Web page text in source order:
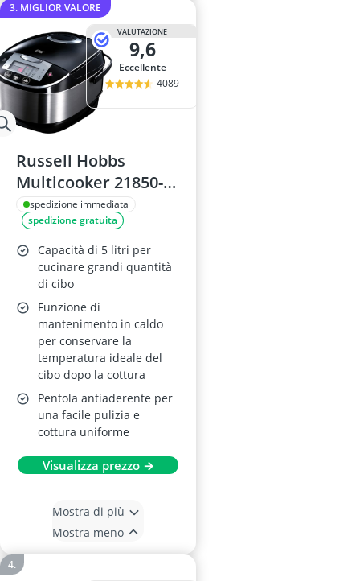
3. MIGLIOR VALORE
VALUTAZIONE
9,6
Eccellente
4089
Russell Hobbs
Multicooker 21850-
56, 5L, 11 in 1
spedizione immediata
spedizione gratuita
Capacità di 5 litri per
cucinare grandi quantità
di cibo
Funzione di
mantenimento in caldo
per conservare la
temperatura ideale del
cibo dopo la cottura
Pentola antiaderente per
una facile pulizia e
cottura uniforme
Visualizza prezzo →
Mostra di più
Mostra meno